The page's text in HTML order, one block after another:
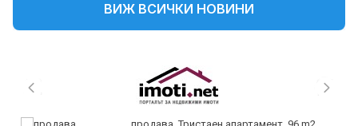
ВИЖ ВСИЧКИ НОВИНИ